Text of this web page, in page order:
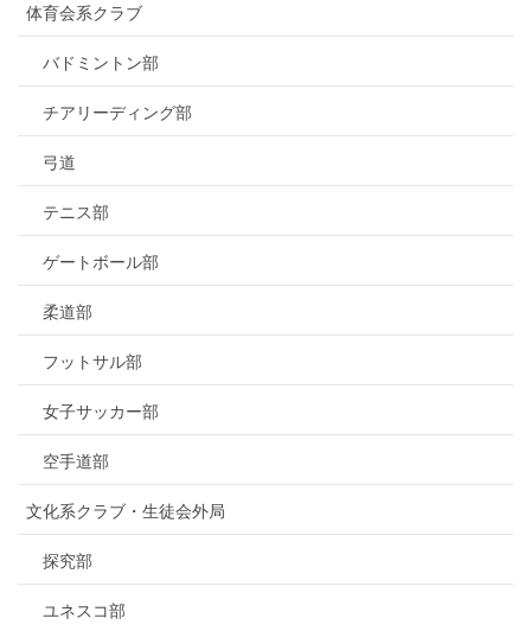
体育会系クラブ
バドミントン部
チアリーディング部
弓道
テニス部
ゲートボール部
柔道部
フットサル部
女子サッカー部
空手道部
文化系クラブ・生徒会外局
探究部
ユネスコ部